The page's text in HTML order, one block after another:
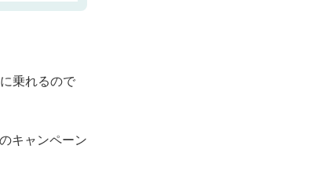
乗れるので
キャンペーン